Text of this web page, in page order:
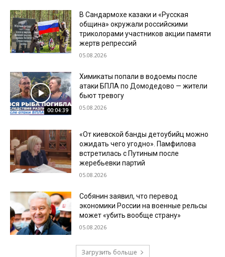
В Сандармохе казаки и «Русская
община» окружали российскими
триколорами участников акции памяти
жертв репрессий
05.08.2026
00:04:39
Химикаты попали в водоемы после
атаки БПЛА по Домодедово — жители
бьют тревогу
05.08.2026
«От киевской банды детоубийц можно
ожидать чего угодно». Памфилова
встретилась с Путиным после
жеребьевки партий
05.08.2026
Собянин заявил, что перевод
экономики России на военные рельсы
может «убить вообще страну»
05.08.2026
Загрузить больше